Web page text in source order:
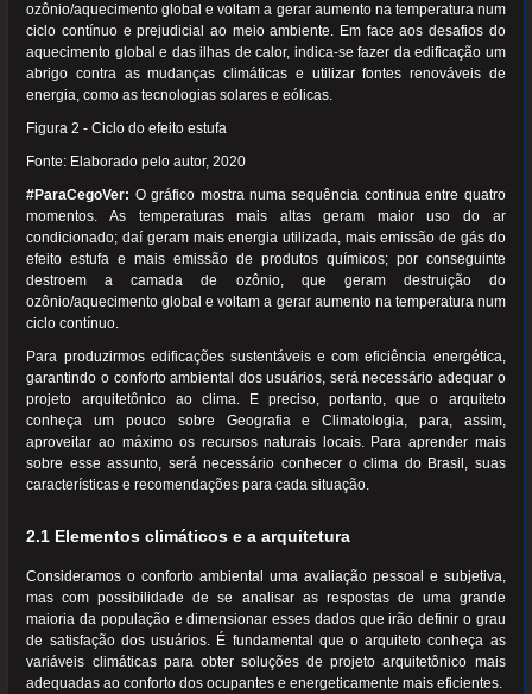
ozônio/aquecimento global e voltam a gerar aumento na temperatura num
ciclo contínuo e prejudicial ao meio ambiente. Em face aos desafios do
aquecimento global e das ilhas de calor, indica-se fazer da edificação um
abrigo contra as mudanças climáticas e utilizar fontes renováveis de
energia, como as tecnologias solares e eólicas.
Figura 2 - Ciclo do efeito estufa
Fonte: Elaborado pelo autor, 2020
#ParaCegoVer: O gráfico mostra numa sequência continua entre quatro
momentos. As temperaturas mais altas geram maior uso do ar
condicionado; daí geram mais energia utilizada, mais emissão de gás do
efeito estufa e mais emissão de produtos químicos; por conseguinte
destroem a camada de ozônio, que geram destruição do
ozônio/aquecimento global e voltam a gerar aumento na temperatura num
ciclo contínuo.
Para produzirmos edificações sustentáveis e com eficiência energética,
garantindo o conforto ambiental dos usuários, será necessário adequar o
projeto arquitetônico ao clima. E preciso, portanto, que o arquiteto
conheça um pouco sobre Geografia e Climatologia, para, assim,
aproveitar ao máximo os recursos naturais locais. Para aprender mais
sobre esse assunto, será necessário conhecer o clima do Brasil, suas
características e recomendações para cada situação.
2.1 Elementos climáticos e a arquitetura
Consideramos o conforto ambiental uma avaliação pessoal e subjetiva,
mas com possibilidade de se analisar as respostas de uma grande
maioria da população e dimensionar esses dados que irão definir o grau
de satisfação dos usuários. É fundamental que o arquiteto conheça as
variáveis climáticas para obter soluções de projeto arquitetônico mais
adequadas ao conforto dos ocupantes e energeticamente mais eficientes.